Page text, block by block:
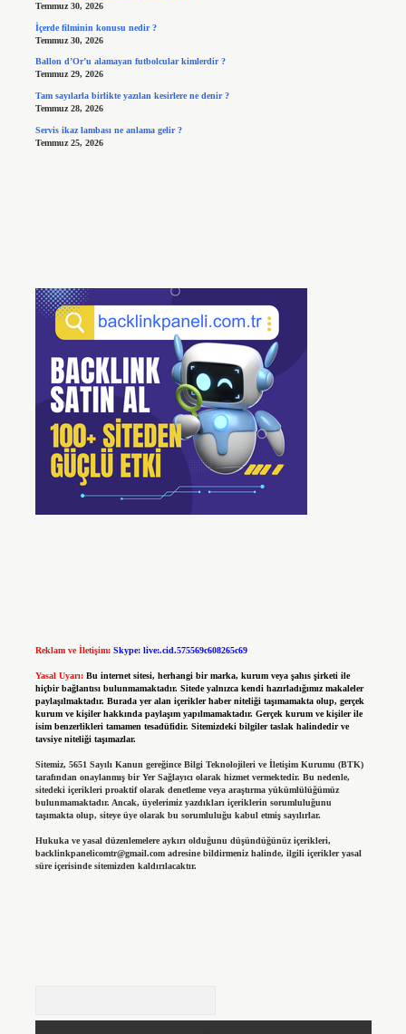
Temmuz 30, 2026
İçerde filminin konusu nedir ?
Temmuz 30, 2026
Ballon d’Or’u alamayan futbolcular kimlerdir ?
Temmuz 29, 2026
Tam sayılarla birlikte yazılan kesirlere ne denir ?
Temmuz 28, 2026
Servis ikaz lambası ne anlama gelir ?
Temmuz 25, 2026
Reklam ve İletişim: Skype: live:.cid.575569c608265c69
Yasal Uyarı: Bu internet sitesi, herhangi bir marka, kurum veya şahıs şirketi ile
hiçbir bağlantısı bulunmamaktadır. Sitede yalnızca kendi hazırladığımız makaleler
paylaşılmaktadır. Burada yer alan içerikler haber niteliği taşımamakta olup, gerçek
kurum ve kişiler hakkında paylaşım yapılmamaktadır. Gerçek kurum ve kişiler ile
isim benzerlikleri tamamen tesadüfidir. Sitemizdeki bilgiler taslak halindedir ve
tavsiye niteliği taşımazlar.
Sitemiz, 5651 Sayılı Kanun gereğince Bilgi Teknolojileri ve İletişim Kurumu (BTK)
tarafından onaylanmış bir Yer Sağlayıcı olarak hizmet vermektedir. Bu nedenle,
sitedeki içerikleri proaktif olarak denetleme veya araştırma yükümlülüğümüz
bulunmamaktadır. Ancak, üyelerimiz yazdıkları içeriklerin sorumluluğunu
taşımakta olup, siteye üye olarak bu sorumluluğu kabul etmiş sayılırlar.
Hukuka ve yasal düzenlemelere aykırı olduğunu düşündüğünüz içerikleri,
backlinkpanelicomtr@gmail.comadresine bildirmeniz halinde, ilgili içerikler yasal
süre içerisinde sitemizden kaldırılacaktır.